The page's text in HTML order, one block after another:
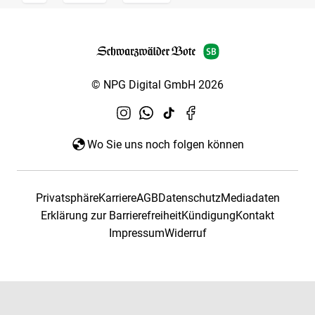
© NPG Digital GmbH 2026
Wo Sie uns noch folgen können
PrivatsphäreKarriereAGBDatenschutzMediadaten
Erklärung zur BarrierefreiheitKündigungKontakt
ImpressumWiderruf